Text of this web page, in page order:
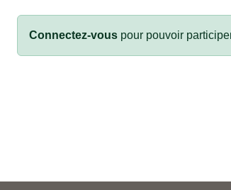
Connectez-vous pour pouvoir